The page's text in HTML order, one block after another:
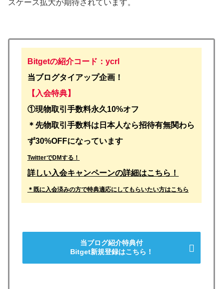
スケース拡大が期待されています。
Bitgetの紹介コード：ycrl
当ブログタイアップ企画！
【入会特典】
①現物取引手数料永久10%オフ
＊先物取引手数料は日本人なら招待有無関わら
ず30%OFFになっています
TwitterでDMする！
詳しい入会キャンペーンの詳細はこちら！
＊既に入会済みの方で特典適応にしてもらいたい方はこちら
当ブログ紹介特典付
Bitget新規登録はこちら！